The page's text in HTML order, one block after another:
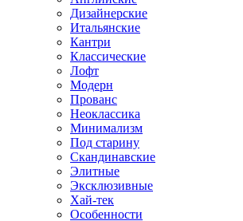
Дизайнерские
Итальянские
Кантри
Классические
Лофт
Модерн
Прованс
Неоклассика
Минимализм
Под старину
Скандинавские
Элитные
Эксклюзивные
Хай-тек
Особенности